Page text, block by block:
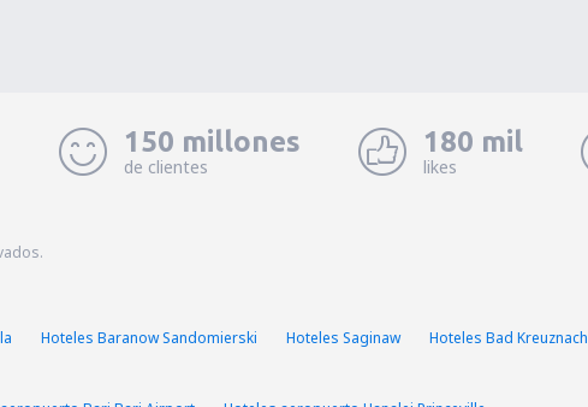
150 millones
de clientes
180 mil
likes
Hoteles Baranow Sandomierski Hoteles Saginaw
Hoteles Bad Kreuznach